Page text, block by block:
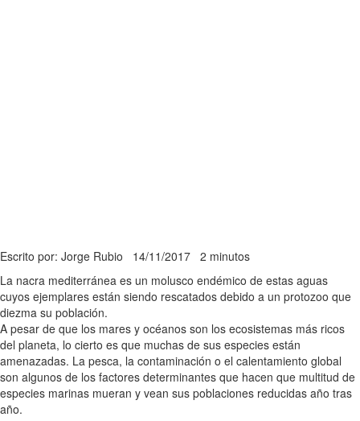
Escrito por: Jorge Rubio 14/11/2017 2 minutos
La nacra mediterránea es un molusco endémico de estas aguas
cuyos ejemplares están siendo rescatados debido a un protozoo que
diezma su población.
A pesar de que los mares y océanos son los ecosistemas más ricos
del planeta, lo cierto es que muchas de sus especies están
amenazadas. La pesca, la contaminación o el calentamiento global
son algunos de los factores determinantes que hacen que multitud de
especies marinas mueran y vean sus poblaciones reducidas año tras
año.